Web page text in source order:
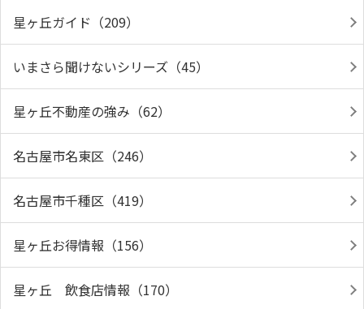
星ヶ丘ガイド（209）
いまさら聞けないシリーズ（45）
星ヶ丘不動産の強み（62）
名古屋市名東区（246）
名古屋市千種区（419）
星ヶ丘お得情報（156）
星ヶ丘 飲食店情報（170）